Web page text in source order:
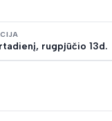
rugpjūčio 13d.